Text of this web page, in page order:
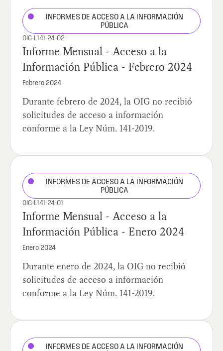
INFORMES DE ACCESO A LA INFORMACIÓN
PÚBLICA
OIG-L141-24-02
Informe Mensual - Acceso a la
Información Pública - Febrero 2024
Febrero 2024
Durante febrero de 2024, la OIG no recibió
solicitudes de acceso a información
conforme a la Ley Núm. 141-2019.
INFORMES DE ACCESO A LA INFORMACIÓN
PÚBLICA
OIG-L141-24-01
Informe Mensual - Acceso a la
Información Pública - Enero 2024
Enero 2024
Durante enero de 2024, la OIG no recibió
solicitudes de acceso a información
conforme a la Ley Núm. 141-2019.
INFORMES DE ACCESO A LA INFORMACIÓN